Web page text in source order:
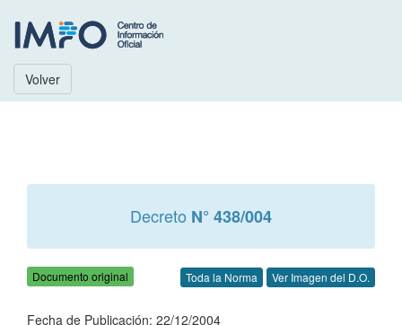
Volver
Decreto N° 438/004
Documento original Toda la Norma Ver Imagen del D.O.
Fecha de Publicación: 22/12/2004